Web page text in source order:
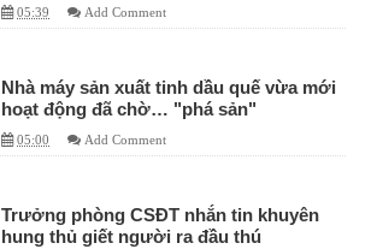
05:39 Add Comment
Nhà máy sản xuất tinh dầu quế vừa mới
hoạt động đã chờ… "phá sản"
05:00 Add Comment
Trưởng phòng CSĐT nhắn tin khuyên
hung thủ giết người ra đầu thú